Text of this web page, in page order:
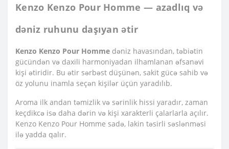
Kenzo Kenzo Pour Homme — azadlıq və
dəniz ruhunu daşıyan ətir
Kenzo Kenzo Pour Homme dəniz havasından, təbiətin
gücündən və daxili harmoniyadan ilhamlanan əfsanəvi
kişi ətiridir. Bu ətir sərbəst düşünən, sakit gücə sahib və
öz yolunu inamla seçən kişilər üçün yaradılıb.
Aroma ilk andan təmizlik və sərinlik hissi yaradır, zaman
keçdikcə isə daha dərin və kişi xarakterli çalarlarla açılır.
Kenzo Kenzo Pour Homme sadə, lakin təsirli səslənməsi
ilə yadda qalır.